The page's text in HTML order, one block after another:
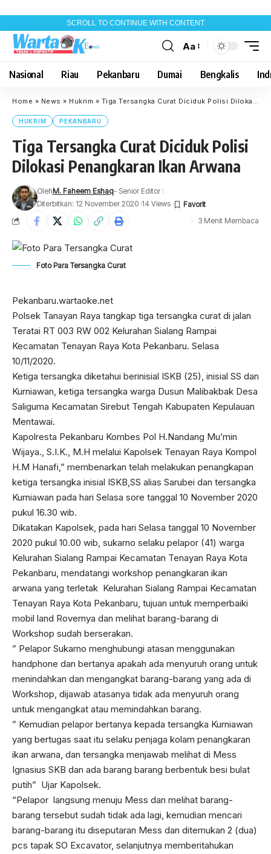
SCROLL TO CONTINUE WITH CONTENT
Font
Aa
Nasional Riau Pekanbaru Dumai Bengkalis
Home » News » Hukrim » Tiga Tersangka Curat Diciduk Polisi Dilokasi Penangkaran Ikan Arwana
HUKRIM PEKANBARU
Tiga Tersangka Curat Diciduk Polisi
Dilokasi Penangkaran Ikan Arwana
OlehM. Faheem Eshaq- Senior Editor
Diterbitkan: 12 November 2020 14 Views
3 Menit Membaca
Foto Para Tersangka Curat
Pekanbaru.wartaoke.net
Polsek Tanayan Raya tangkap tiga tersangka curat di jalan
Teratai RT 003 RW 002 Kelurahan Sialang Rampai
Kecamatan Tenayan Raya Kota Pekanbaru. Selasa
10/11/2020.
Ketiga tersangka diketahui berinisial ISKB (25), inisial SS dan
Kurniawan, ketiga tersangka warga Dusun Malibakbak Desa
Saliguma Kecamatan Sirebut Tengah Kabupaten Kepulauan
Mentawai.
Kapolresta Pekanbaru Kombes Pol H.Nandang Mu’min
Wijaya., S.I.K., M.H melalui Kapolsek Tenayan Raya Kompol
H.M Hanafi,” membenarkan telah melakukan penangkapan
ketiga tersangka inisial ISKB,SS alias Sarubei dan tersangka
Kurniawan pada hari Selasa sore tanggal 10 November 2020
pukul 16.30 wib.
Dikatakan Kapolsek, pada hari Selasa tanggal 10 November
2020 pukul 10.00 wib, sukarno selaku pelapor (41) warga
Kelurahan Sialang Rampai Kecamatan Tenayan Raya Kota
Pekanbaru, mendatangi workshop penangkaran ikan
arwana yang terletak Kelurahan Sialang Rampai Kecamatan
Tenayan Raya Kota Pekanbaru, tujuan untuk memperbaiki
mobil land Rovernya dan melihat barang-barang di
Workshop sudah berserakan.
” Pelapor Sukarno menghubungi atasan menggunakan
handphone dan bertanya apakah ada menyuruh orang untuk
menindahkan dan mengangkat barang-barang yang ada di
Workshop, dijawab atasanya tidak ada menyuruh orang
untuk mengangkat atau memindahkan barang.
” Kemudian pelapor bertanya kepada tersangka Kurniawan
yang bertugas saat itu selaku penjaga kolam penangkaran
ikan arwana, dan tersangka menjawab melihat di Mess
Ignasius SKB dan ada barang barang berbentuk besi bulat
putih” Ujar Kapolsek.
“Pelapor langsung menuju Mess dan melihat barang-
barang tersebut sudah tidak ada lagi, kemudian mencari
barang-barang itu diseputaran Mess dan ditemukan 2 (dua)
pcs tapak SO Excavator, selanjutnya memberitahukan